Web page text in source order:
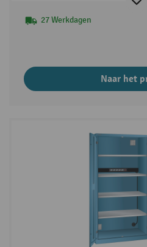
27 Werkdagen
Naar het